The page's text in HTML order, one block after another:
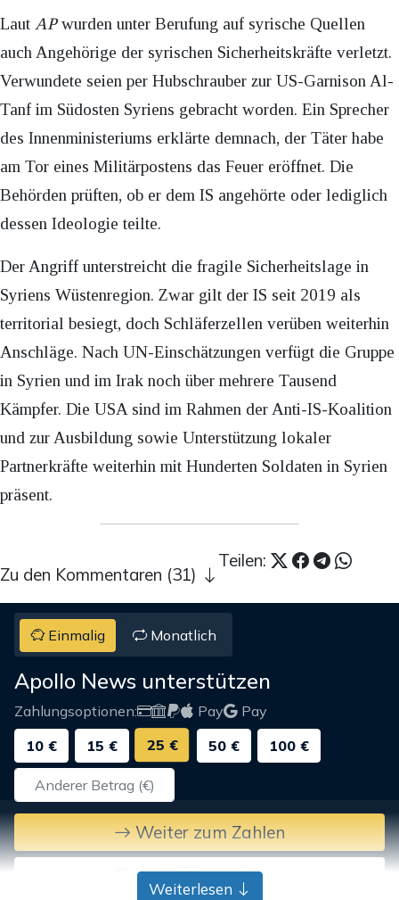
Laut APwurden unter Berufung auf syrische Quellen
auch Angehörige der syrischen Sicherheitskräfte verletzt.
Verwundete seien per Hubschrauber zur US-Garnison Al-
Tanf im Südosten Syriens gebracht worden. Ein Sprecher
des Innenministeriums erklärte demnach, der Täter habe
am Tor eines Militärpostens das Feuer eröffnet. Die
Behörden prüften, ob er dem IS angehörte oder lediglich
dessen Ideologie teilte.
Der Angriff unterstreicht die fragile Sicherheitslage in
Syriens Wüstenregion. Zwar gilt der IS seit 2019 als
territorial besiegt, doch Schläferzellen verüben weiterhin
Anschläge. Nach UN-Einschätzungen verfügt die Gruppe
in Syrien und im Irak noch über mehrere Tausend
Kämpfer. Die USA sind im Rahmen der Anti-IS-Koalition
und zur Ausbildung sowie Unterstützung lokaler
Partnerkräfte weiterhin mit Hunderten Soldaten in Syrien
präsent.
Teilen:
Zu den Kommentaren (31)
Einmalig Monatlich
Apollo News unterstützen
Zahlungsoptionen: Pay
Pay
10 €
15 € 25 € 50 € 100 €
Weiter zum Zahlen
Bank-Überweisung
Weiterlesen